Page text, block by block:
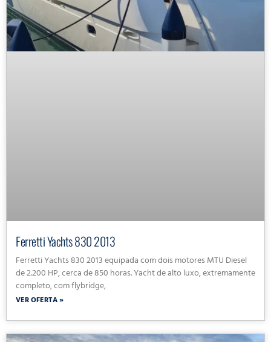
Ferretti Yachts 830 2013
Ferretti Yachts 830 2013 equipada com dois motores MTU Diesel
de 2.200 HP, cerca de 850 horas. Yacht de alto luxo, extremamente
completo, com flybridge,
VER OFERTA »